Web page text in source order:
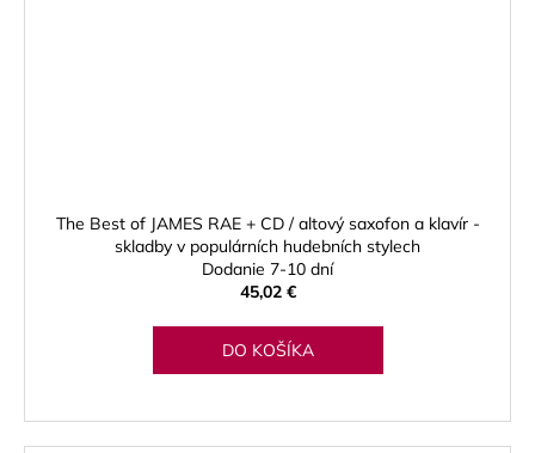
The Best of JAMES RAE + CD / altový saxofon a klavír -
skladby v populárních hudebních stylech
Dodanie 7-10 dní
45,02 €
DO KOŠÍKA